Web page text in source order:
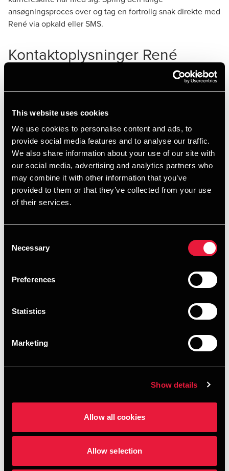
This website uses cookies
We use cookies to personalise content and ads, to
provide social media features and to analyse our traffic.
We also share information about your use of our site with
our social media, advertising and analytics partners who
may combine it with other information that you’ve
provided to them or that they’ve collected from your use
of their services.
Selection
Necessary
Preferences
Statistics
Marketing
Show details
Allow all cookies
Allow selection
ansøgningsproces over og tag en fortrolig snak direkte med
René via opkald eller SMS.
Kontaktoplysninger René
📞✉️ Ring eller send en sms om hvornår du er kontaktbar
hvorefter han vil ringe tilbage.
fortrolig.
Hvad siger andre om skiftet til
BDO?